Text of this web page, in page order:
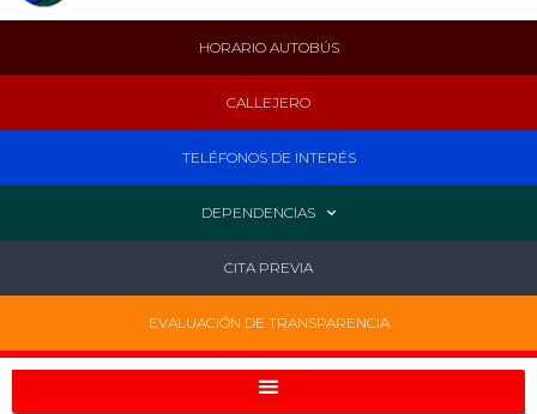
HORARIO AUTOBÚS
CALLEJERO
TELÉFONOS DE INTERÉS
DEPENDENCIAS
CITA PREVIA
EVALUACIÓN DE TRANSPARENCIA